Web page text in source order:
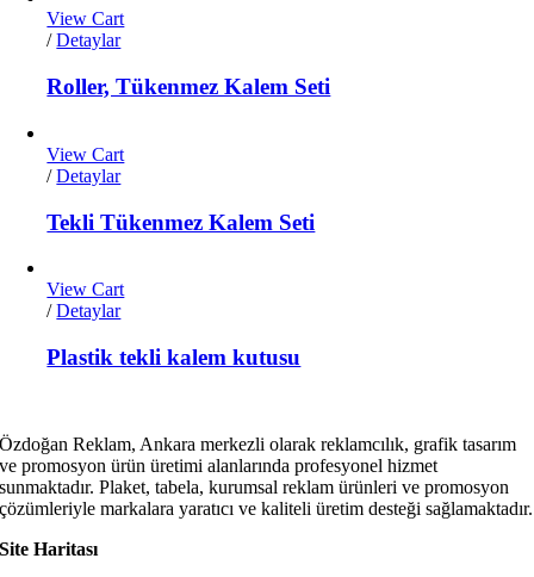
View Cart
/ Detaylar
Roller, Tükenmez Kalem Seti
View Cart
/ Detaylar
Tekli Tükenmez Kalem Seti
View Cart
/ Detaylar
Plastik tekli kalem kutusu
Özdoğan Reklam, Ankara merkezli olarak reklamcılık, grafik tasarım
ve promosyon ürün üretimi alanlarında profesyonel hizmet
sunmaktadır. Plaket, tabela, kurumsal reklam ürünleri ve promosyon
çözümleriyle markalara yaratıcı ve kaliteli üretim desteği sağlamaktadır.
Site Haritası